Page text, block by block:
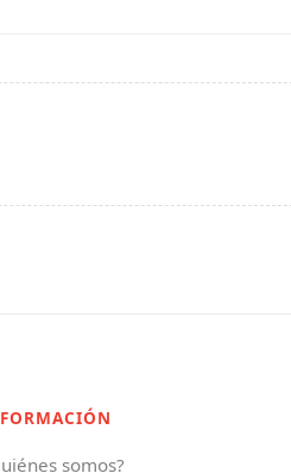
somos?